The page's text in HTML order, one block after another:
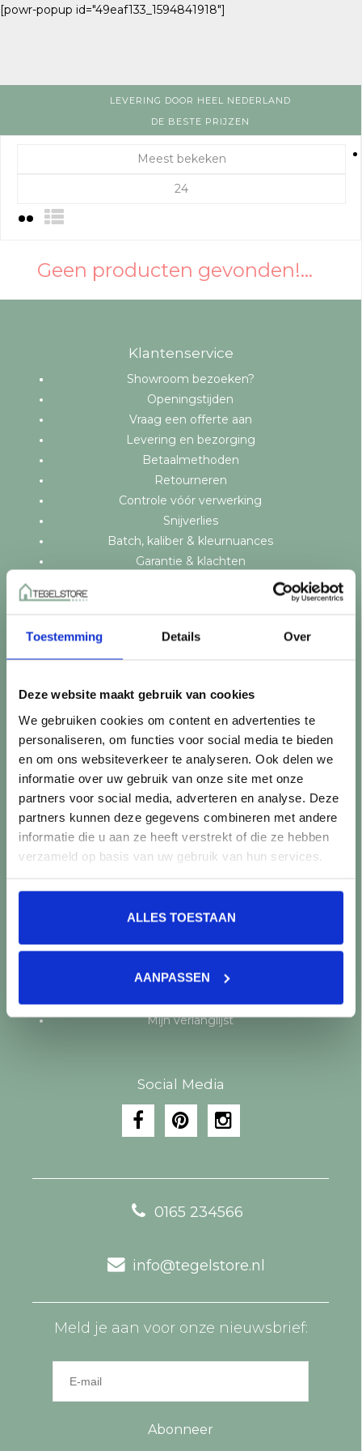
Toestemming Details Over
Deze website maakt gebruik van cookies
We gebruiken cookies om content en advertenties te
personaliseren, om functies voor social media te bieden
en om ons websiteverkeer te analyseren. Ook delen we
informatie over uw gebruik van onze site met onze
partners voor social media, adverteren en analyse. Deze
partners kunnen deze gegevens combineren met andere
informatie die u aan ze heeft verstrekt of die ze hebben
verzameld op basis van uw gebruik van hun services.
ALLES TOESTAAN
AANPASSEN
[powr-popup id="49eaf133_1594841918"]
LEVERING DOOR HEEL NEDERLAND
DE BESTE PRIJZEN
Meest bekeken
24
Geen producten gevonden!...
Klantenservice
Showroom bezoeken?
Openingstijden
Vraag een offerte aan
Levering en bezorging
Betaalmethoden
Retourneren
Controle vóór verwerking
Snijverlies
Batch, kaliber & kleurnuances
Garantie & klachten
Over TegelStore.nl
Privacy Policy
Producten
Alle producten
Nieuwe producten
Aanbiedingen
Merken
Tags
Mijn bestellingen
Mijn verlanglijst
Social Media
0165 234566
info@tegelstore.nl
Meld je aan voor onze nieuwsbrief:
Abonneer